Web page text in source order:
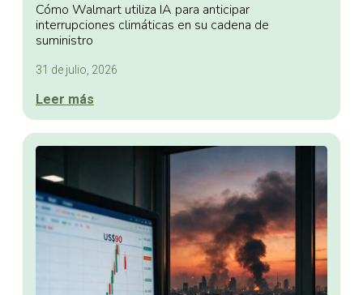
Cómo Walmart utiliza IA para anticipar
interrupciones climáticas en su cadena de
suministro
31 de julio, 2026
Leer más